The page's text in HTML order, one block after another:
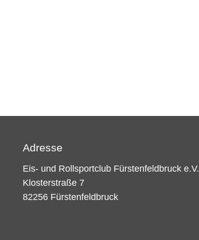
Adresse
Eis- und Rollsportclub Fürstenfeldbruck e.V.
Klosterstraße 7
82256 Fürstenfeldbruck